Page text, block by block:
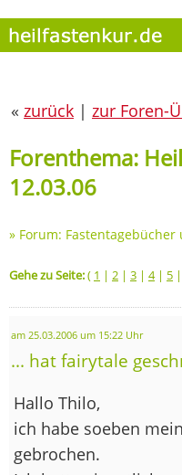
« zurück | zur Foren-
Forenthema:
12.03.06
» Forum:
Gehe zu Seite:( 1 | 2 | 3 | 4| 5 |
am 25.03.2006 um 15:22 Uhr
... hat fairytale
Hallo Thilo,
ich habe soeben
gebrochen.